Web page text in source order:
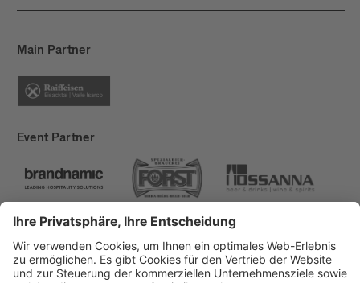
Main Partner
Event Partner